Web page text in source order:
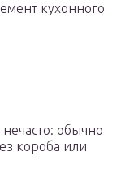
кухонного
обычно
короба или